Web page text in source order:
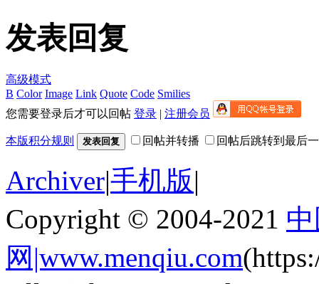
发表回复
高级模式
B Color Image Link Quote Code Smilies
您需要登录后才可以回帖 登录 | 注册会员
本版积分规则 发表回复 回帖并转播 回帖后跳转到最后
Archiver|手机版|
Copyright © 2004-2021
网|www.menqiu.com